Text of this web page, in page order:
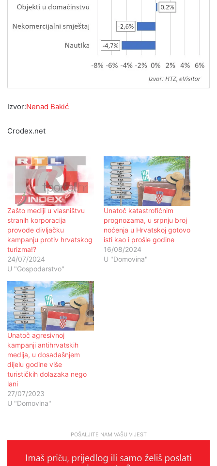
Izvor:Nenad Bakić
Crodex.net
Zašto mediji u vlasništvu
stranih korporacija
provode divljačku
kampanju protiv hrvatskog
turizma!?
24/07/2024
U "Gospodarstvo"
Unatoč katastrofičnim
prognozama, u srpnju broj
noćenja u Hrvatskoj gotovo
isti kao i prošle godine
16/08/2024
U "Domovina"
Unatoč agresivnoj
kampanji antihrvatskih
medija, u dosadašnjem
dijelu godine više
turističkih dolazaka nego
lani
27/07/2023
U "Domovina"
POŠALJITE NAM VAŠU VIJEST